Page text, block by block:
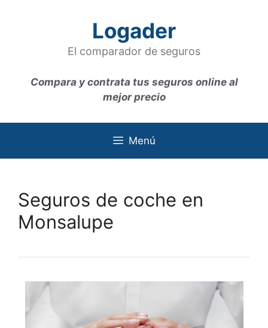
Logader
El comparador de seguros
Compara y contrata tus seguros online al
mejor precio
Menú
Seguros de coche en
Monsalupe